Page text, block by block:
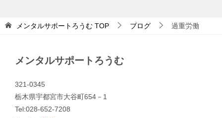
メンタルサポートろうむ TOP ブログ 過重労働
メンタルサポートろうむ
321-0345
栃木県宇都宮市大谷町654－1
Tel:028-652-7208